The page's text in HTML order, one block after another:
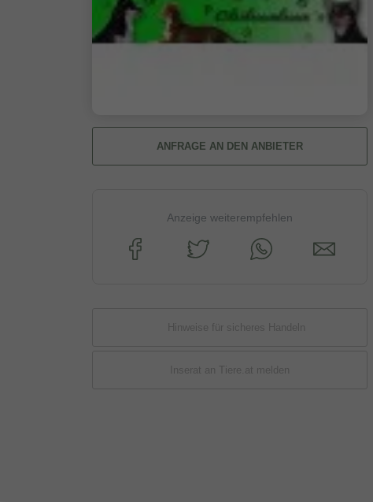
ANFRAGE AN DEN ANBIETER
Anzeige weiterempfehlen
Hinweise für sicheres Handeln
Inserat an Tiere.at melden